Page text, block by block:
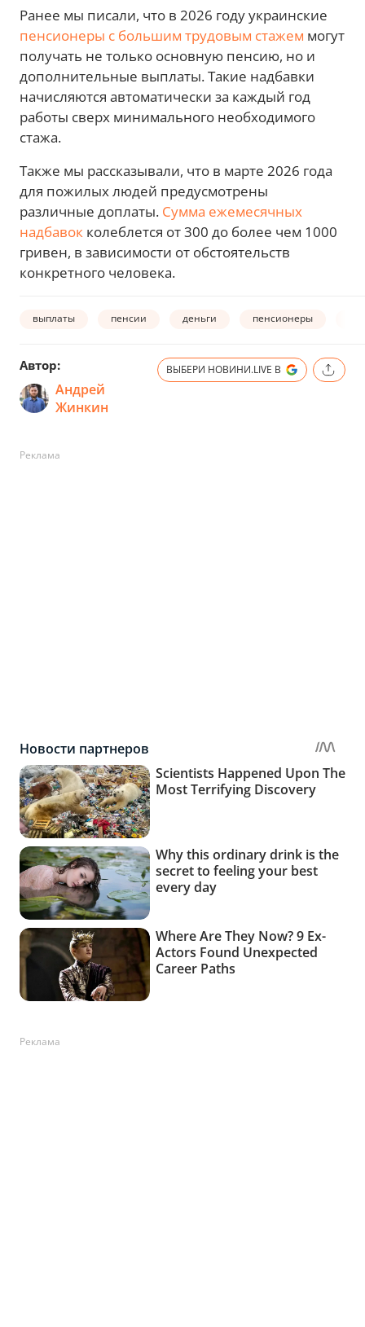
Ранее мы писали, что в 2026 году украинские
пенсионеры с большим трудовым стажем могут
получать не только основную пенсию, но и
дополнительные выплаты. Такие надбавки
начисляются автоматически за каждый год
работы сверх минимального необходимого
стажа.
Также мы рассказывали, что в марте 2026 года
для пожилых людей предусмотрены
различные доплаты. Сумма ежемесячных
надбавок колеблется от 300 до более чем 1000
гривен, в зависимости от обстоятельств
конкретного человека.
выплаты пенсии деньги пенсионеры
Автор:
Андрей
Жинкин
ВЫБЕРИ НОВИНИ.LIVE В
Реклама
Реклама